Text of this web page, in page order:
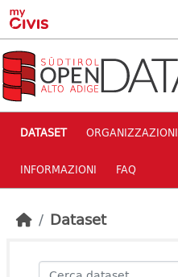
Skip to main content
DATASET ORGANIZZAZIONI
INFORMAZIONI FAQ
Dataset